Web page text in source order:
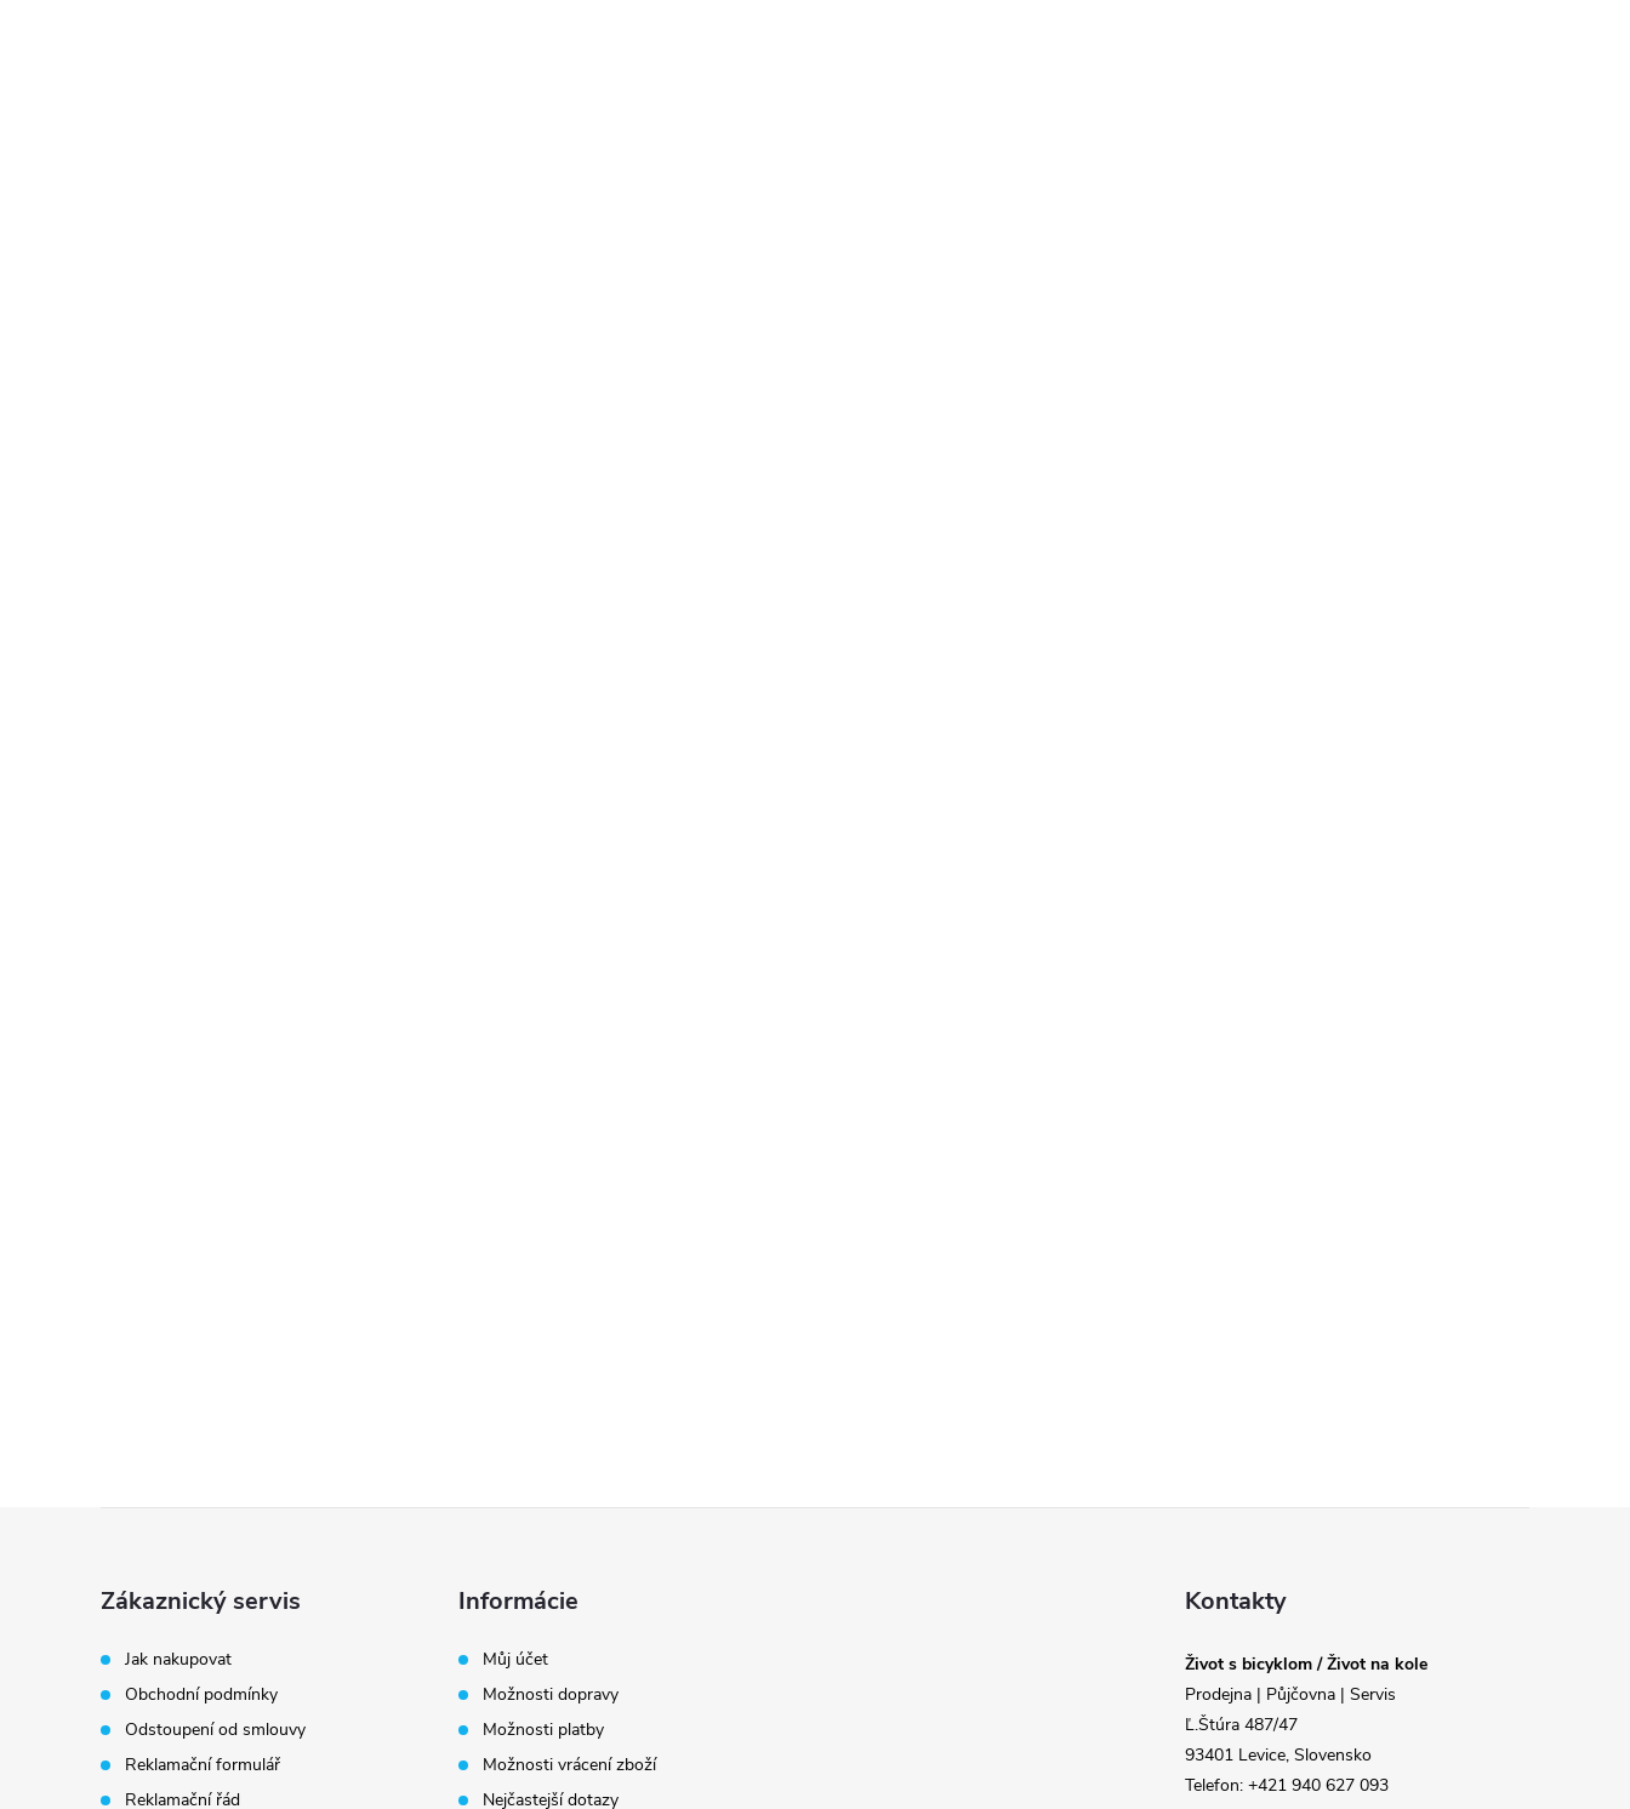
Zákaznický servis
Jak nakupovat
Obchodní podmínky
Odstoupení od smlouvy
Reklamační formulář
Reklamační řád
Informácie
Můj účet
Možnosti dopravy
Možnosti platby
Možnosti vrácení zboží
Nejčastejší dotazy
Kontakty
Život s bicyklom / Život na kole
Prodejna | Půjčovna | Servis
Ľ.Štúra 487/47
93401 Levice, Slovensko
Telefon: +421 940 627 093